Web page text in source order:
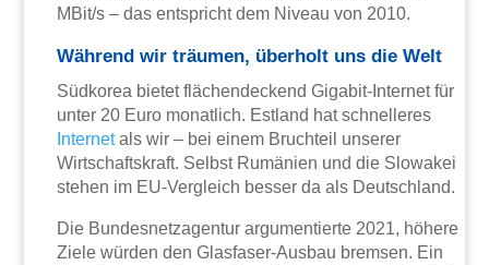
MBit/s – das entspricht dem Niveau von 2010.
Während wir träumen, überholt uns die Welt
Südkorea bietet flächendeckend Gigabit-Internet für
unter 20 Euro monatlich. Estland hat schnelleres
Internetals wir – bei einem Bruchteil unserer
Wirtschaftskraft. Selbst Rumänien und die Slowakei
stehen im EU-Vergleich besser da als Deutschland.
Die Bundesnetzagentur argumentierte 2021, höhere
Ziele würden den Glasfaser-Ausbau bremsen. Ein